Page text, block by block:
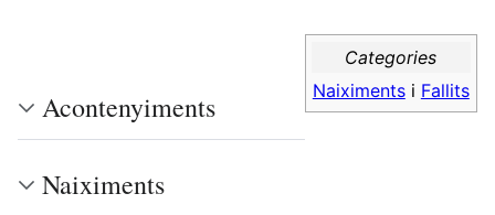
Categories
Naiximentsi Fallits
Acontenyiments
Naiximents